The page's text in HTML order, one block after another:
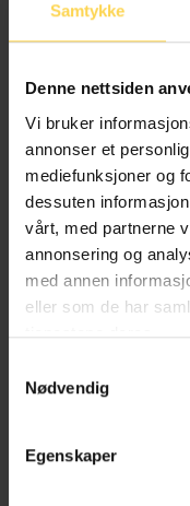
Samtykke
Denne nettsiden
Vi bruker
annonser et
mediefunksjoner og
dessuten
vårt, med partnerne
annonsering og
med annen
eller som de har
tjenestene deres.
Nødvendig
Egenskaper
Forvaltnings- og